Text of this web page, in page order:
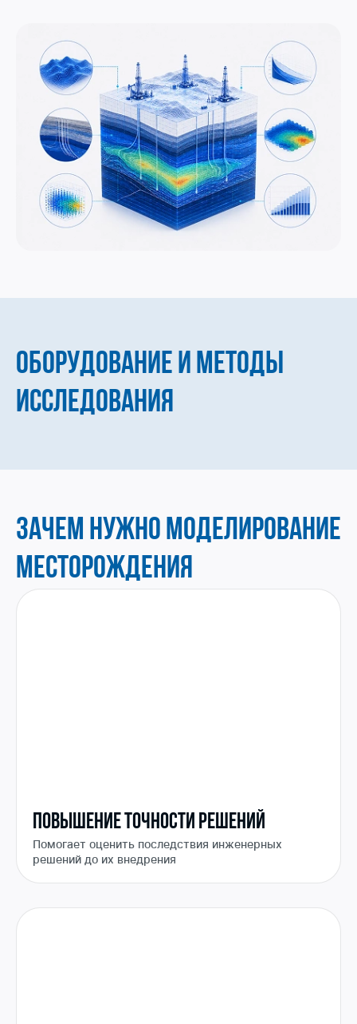
ОБОРУДОВАНИЕ И МЕТОДЫ
ИССЛЕДОВАНИЯ
ЗАЧЕМ НУЖНО МОДЕЛИРОВАНИЕ
МЕСТОРОЖДЕНИЯ
ПОВЫШЕНИЕ ТОЧНОСТИ РЕШЕНИЙ
Помогает оценить последствия инженерных
решений до их внедрения